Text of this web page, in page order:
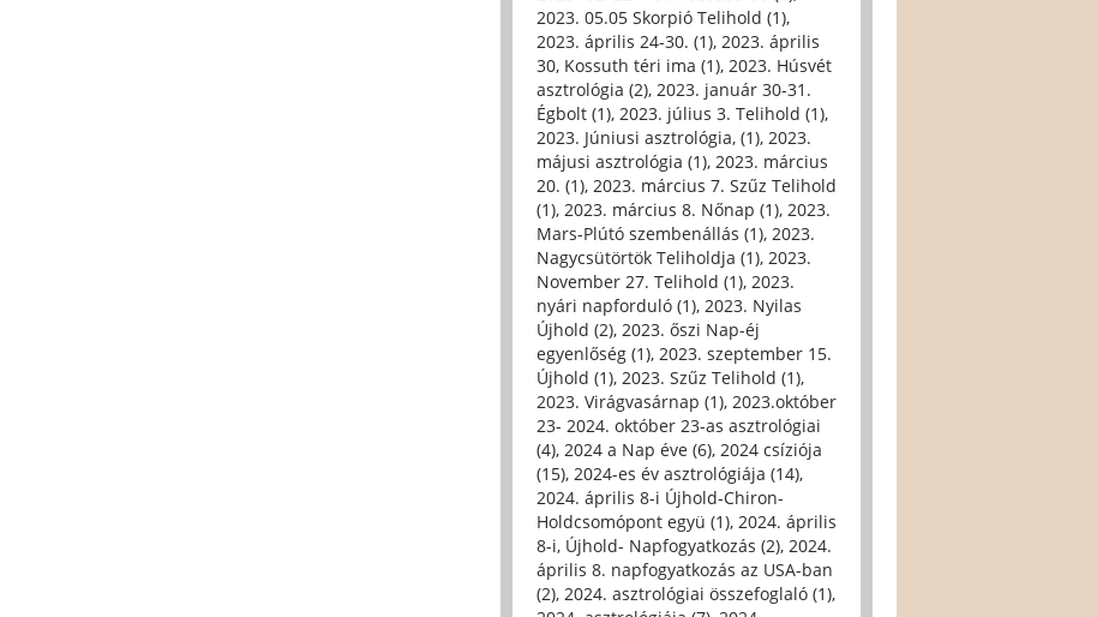
2023. 05.05 Skorpió Telihold (1),
2023. április 24-30. (1), 2023. április
30, Kossuth téri ima (1), 2023. Húsvét
asztrológia (2), 2023. január 30-31.
Égbolt (1), 2023. július 3. Telihold (1),
2023. Júniusi asztrológia, (1), 2023.
májusi asztrológia (1), 2023. március
20. (1), 2023. március 7. Szűz Telihold
(1), 2023. március 8. Nőnap (1), 2023.
Mars-Plútó szembenállás (1), 2023.
Nagycsütörtök Teliholdja (1), 2023.
November 27. Telihold (1), 2023.
nyári napforduló (1), 2023. Nyilas
Újhold (2), 2023. őszi Nap-éj
egyenlőség (1), 2023. szeptember 15.
Újhold (1), 2023. Szűz Telihold (1),
2023. Virágvasárnap (1), 2023.október
23- 2024. október 23-as asztrológiai
(4), 2024 a Nap éve (6), 2024 csíziója
(15), 2024-es év asztrológiája (14),
2024. április 8-i Újhold-Chiron-
Holdcsomópont együ (1), 2024. április
8-i, Újhold- Napfogyatkozás (2), 2024.
április 8. napfogyatkozás az USA-ban
(2), 2024. asztrológiai összefoglaló (1),